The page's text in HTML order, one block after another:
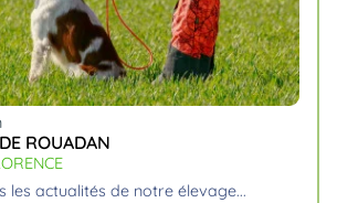
ROUADAN
les actualités de notre élevage.